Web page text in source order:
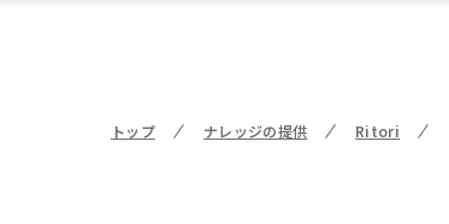
トップ ナレッジの提供 Ritori